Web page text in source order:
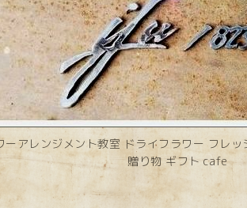
ーアレンジメント教室 ドライフラワー フレ
贈り物 ギフト cafe